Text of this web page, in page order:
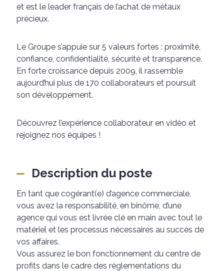
et est le leader français de l’achat de métaux
précieux.
Le Groupe s’appuie sur 5 valeurs fortes : proximité,
confiance, confidentialité, sécurité et transparence.
En forte croissance depuis 2009, il rassemble
aujourd’hui plus de 170 collaborateurs et poursuit
son développement.
Découvrez l’expérience collaborateur en vidéo et
rejoignez nos équipes !
Description du poste
En tant que cogérant(e) d’agence commerciale,
vous avez la responsabilité, en binôme, d’une
agence qui vous est livrée clé en main avec tout le
matériel et les processus nécessaires au succès de
vos affaires.
Vous assurez le bon fonctionnement du centre de
profits dans le cadre des réglementations du